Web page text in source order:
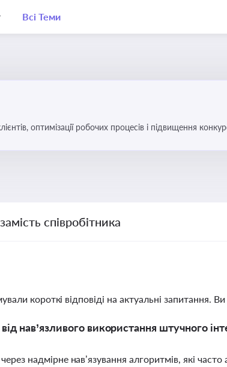
Всі Теми
оптимізації робочих процесів і підвищення
співробітника
короткі відповіді на актуальні запитання. Ви
нав’язливого використання штучного
надмірне нав’язування алгоритмів, які часто